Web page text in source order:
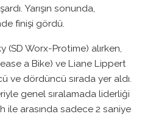
Yarışın sonunda,
finişi gördü.
(SD Worx-Protime) alırken,
a Bike) ve Liane Lippert
ve dördüncü sırada yer aldı.
genel sıralamada liderliği
ile arasında sadece 2 saniye